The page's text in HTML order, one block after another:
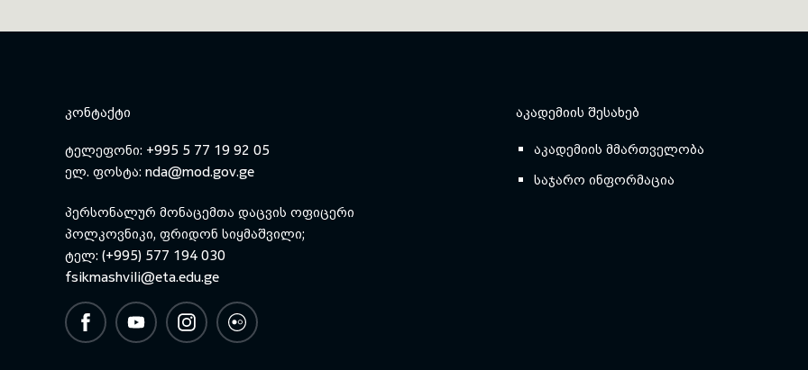
ᲙᲝᲜᲢᲐᲥᲢᲘ
ტელეფონი: +995 5 77 19 92 05
ელ. ფოსტა: nda@mod.gov.ge
პერსონალურ მონაცემთა დაცვის ოფიცერი
პოლკოვნიკი, ფრიდონ სიყმაშვილი;
ტელ: (+995) 577 194 030
fsikmashvili@eta.edu.ge
ᲐᲙᲐᲓᲔᲛᲘᲘᲡ ᲨᲔᲡᲐᲮᲔᲑ
აკადემიის მმართველობა
საჯარო ინფორმაცია